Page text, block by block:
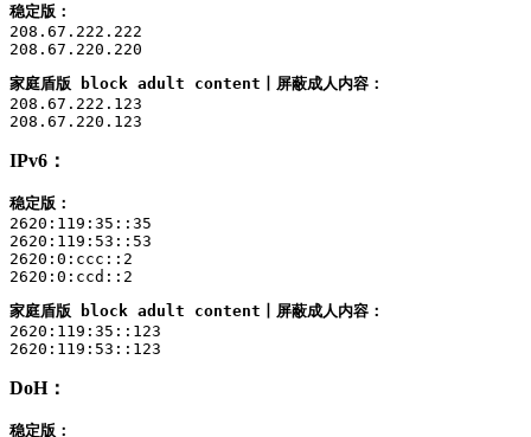
稳定版：
208.67.222.222
208.67.220.220
家庭盾版 block adult content丨屏蔽成人内容：
208.67.222.123
208.67.220.123
IPv6：
稳定版：
2620:119:35::35
2620:119:53::53
2620:0:ccc::2
2620:0:ccd::2
家庭盾版 block adult content丨屏蔽成人内容：
2620:119:35::123
2620:119:53::123
DoH：
稳定版：